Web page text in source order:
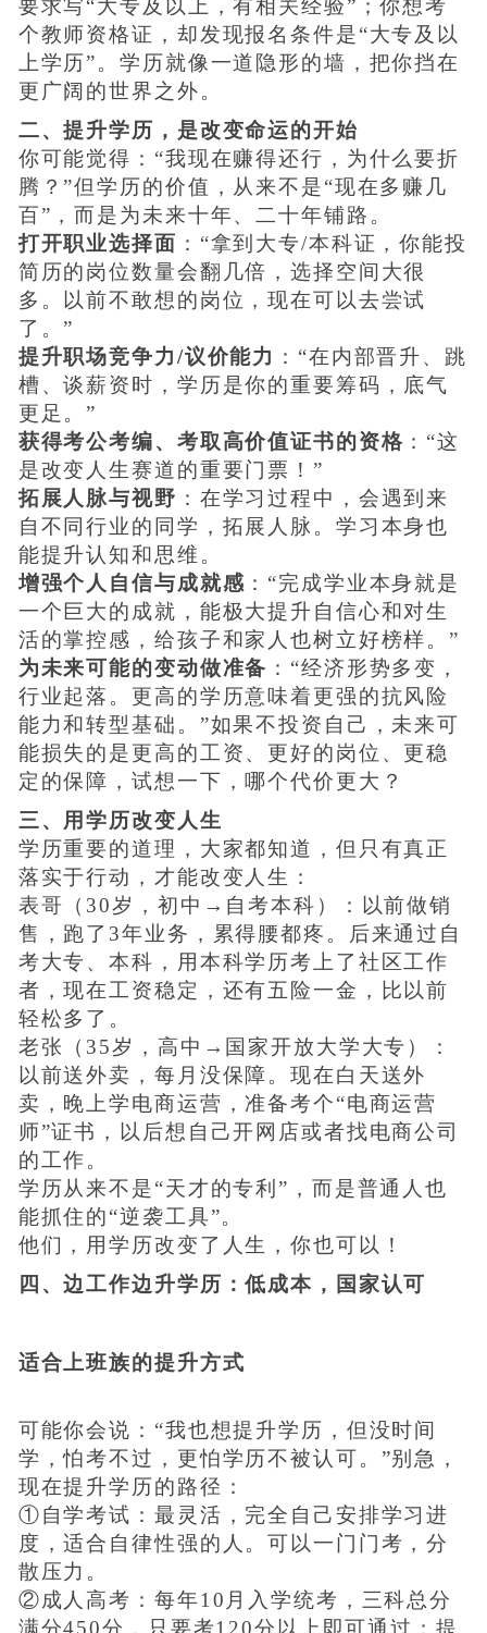
要求写“大专及以上，有相关经验”；你想考
个教师资格证，却发现报名条件是“大专及以
上学历”。学历就像一道隐形的墙，把你挡在
更广阔的世界之外。
二、提升学历，是改变命运的开始
你可能觉得：“我现在赚得还行，为什么要折
腾？”但学历的价值，从来不是“现在多赚几
百”，而是为未来十年、二十年铺路。
打开职业选择面 ：“拿到大专/本科证，你能投
简历的岗位数量会翻几倍，选择空间大很
多。以前不敢想的岗位，现在可以去尝试
了。”
提升职场竞争力/议价能力 ：“在内部晋升、跳
槽、谈薪资时，学历是你的重要筹码，底气
更足。”
获得考公考编、考取高价值证书的资格 ：“这
是改变人生赛道的重要门票！”
拓展人脉与视野 ：在学习过程中，会遇到来
自不同行业的同学，拓展人脉。学习本身也
能提升认知和思维。
增强个人自信与成就感 ：“完成学业本身就是
一个巨大的成就，能极大提升自信心和对生
活的掌控感，给孩子和家人也树立好榜样。”
为未来可能的变动做准备 ：“经济形势多变，
行业起落。更高的学历意味着更强的抗风险
能力和转型基础。”如果不投资自己，未来可
能损失的是更高的工资、更好的岗位、更稳
定的保障，试想一下，哪个代价更大？
三、用学历改变人生
学历重要的道理，大家都知道，但只有真正
落实于行动，才能改变人生：
表哥（30岁，初中→自考本科）：以前做销
售，跑了3年业务，累得腰都疼。后来通过自
考大专、本科，用本科学历考上了社区工作
者，现在工资稳定，还有五险一金，比以前
轻松多了。
老张（35岁，高中→国家开放大学大专）：
以前送外卖，每月没保障。现在白天送外
卖，晚上学电商运营，准备考个“电商运营
师”证书，以后想自己开网店或者找电商公司
的工作。
学历从来不是“天才的专利”，而是普通人也
能抓住的“逆袭工具”。
他们，用学历改变了人生，你也可以！
四、边工作边升学历：低成本，国家认可
适合上班族的提升方式
可能你会说：“我也想提升学历，但没时间
学，怕考不过，更怕学历不被认可。”别急，
现在提升学历的路径：
①自学考试：最灵活，完全自己安排学习进
度，适合自律性强的人。可以一门门考，分
散压力。
②成人高考：每年10月入学统考，三科总分
满分450分，只要考120分以上即可通过；提